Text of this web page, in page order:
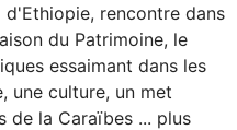
rencontre dans
du Patrimoine, le
essaimant dans les
une culture, un met
de la Caraïbes ... plus